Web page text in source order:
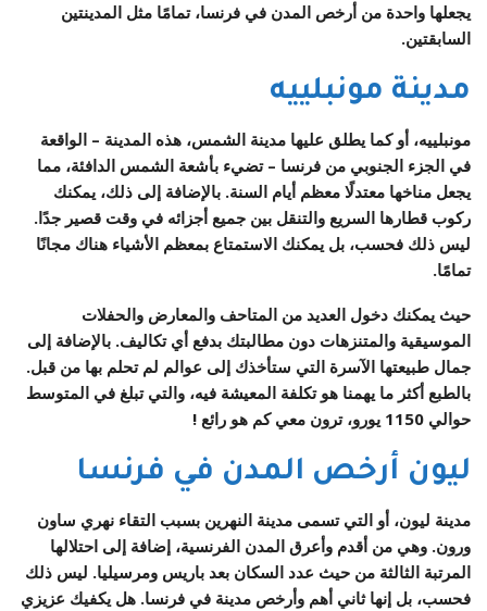
يجعلها واحدة من أرخص المدن في فرنسا، تمامًا مثل المدينتين
السابقتين.
مدينة مونبلييه
مونبلييه، أو كما يطلق عليها مدينة الشمس، هذه المدينة – الواقعة
في الجزء الجنوبي من فرنسا – تضيء بأشعة الشمس الدافئة، مما
يجعل مناخها معتدلًا معظم أيام السنة. بالإضافة إلى ذلك، يمكنك
ركوب قطارها السريع والتنقل بين جميع أجزائه في وقت قصير جدًا.
ليس ذلك فحسب، بل يمكنك الاستمتاع بمعظم الأشياء هناك مجانًا
تمامًا.
حيث يمكنك دخول العديد من المتاحف والمعارض والحفلات
الموسيقية والمتنزهات دون مطالبتك بدفع أي تكاليف. بالإضافة إلى
جمال طبيعتها الآسرة التي ستأخذك إلى عوالم لم تحلم بها من قبل.
بالطبع أكثر ما يهمنا هو تكلفة المعيشة فيه، والتي تبلغ في المتوسط
حوالي 1150 يورو، ترون معي كم هو رائع !
ليون أرخص المدن في فرنسا
مدينة ليون، أو التي تسمى مدينة النهرين بسبب التقاء نهري ساون
ورون. وهي من أقدم وأعرق المدن الفرنسية، إضافة إلى احتلالها
المرتبة الثالثة من حيث عدد السكان بعد باريس ومرسيليا. ليس ذلك
فحسب، بل إنها ثاني أهم وأرخص مدينة في فرنسا. هل يكفيك عزيزي